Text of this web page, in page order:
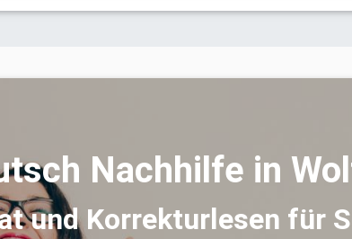
Nachhilfe in
und Korrekturlesen für